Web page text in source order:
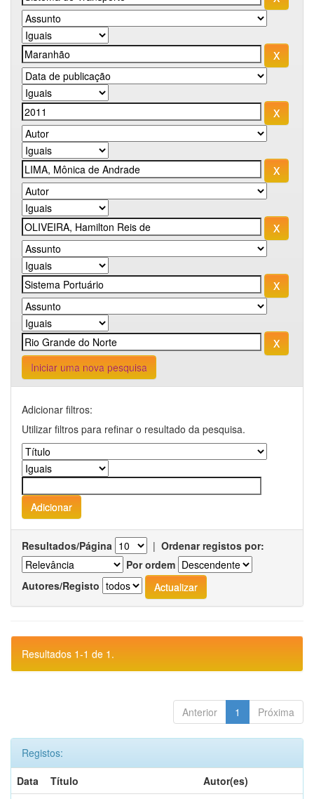
Iniciar uma nova pesquisa
Adicionar filtros:
Utilizar filtros para refinar o resultado da pesquisa.
Resultados/Página | Ordenar registos por:
Por ordem
Autores/Registo
Resultados 1-1 de 1.
Anterior 1 Próxima
Registos:
Data
Título
Autor(es)